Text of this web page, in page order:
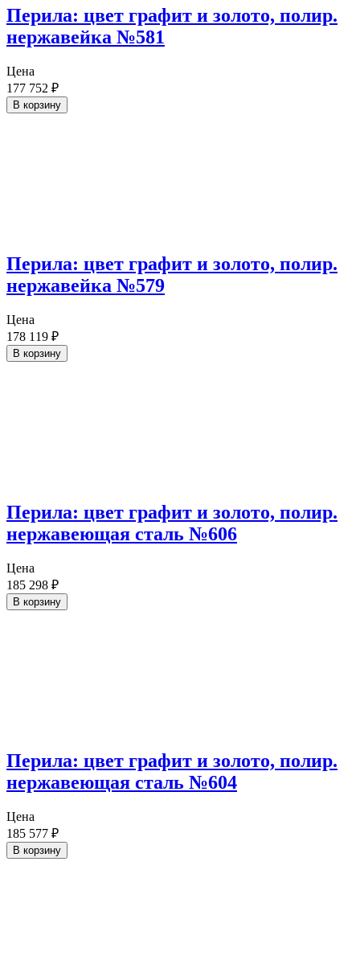
Перила: цвет графит и золото, полир.
нержавейка №581
Цена
177 752 ₽
В корзину
Перила: цвет графит и золото, полир.
нержавейка №579
Цена
178 119 ₽
В корзину
Перила: цвет графит и золото, полир.
нержавеющая сталь №606
Цена
185 298 ₽
В корзину
Перила: цвет графит и золото, полир.
нержавеющая сталь №604
Цена
185 577 ₽
В корзину